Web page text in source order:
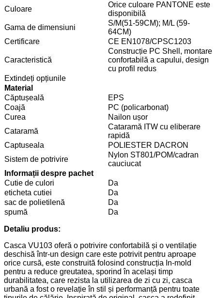
Culoare
Orice culoare PANTONE este
disponibilă
Gama de dimensiuni
S/M(51-59CM); M/L (59-
64CM)
Certificare
CE EN1078/CPSC1203
Caracteristică
Construcție PC Shell, montare
confortabilă a capului, design
cu profil redus
Extindeți opțiunile
Material
Căptușeală
EPS
Coajă
PC (policarbonat)
Curea
Nailon ușor
Cataramă
Cataramă ITW cu eliberare
rapidă
Captuseala
POLIESTER DACRON
Sistem de potrivire
Nylon ST801/POM/cadran
cauciucat
Informații despre pachet
Cutie de culori
Da
eticheta cutiei
Da
sac de polietilenă
Da
spumă
Da
Detaliu produs:
Casca VU103 oferă o potrivire confortabilă și o ventilație
deschisă într-un design care este potrivit pentru aproape
orice cursă, este construită folosind construcția In-mold
pentru a reduce greutatea, sporind în același timp
durabilitatea, care rezista la utilizarea de zi cu zi, casca
urbană a fost o revelație în stil și performanță pentru toate